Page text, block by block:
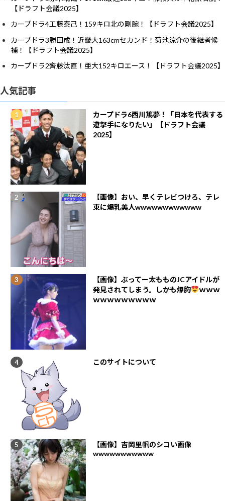
【ドラフト会議2025】
カープドラ4工藤泰己！159キロ北の剛腕！【ドラフト会議2025】
カープドラ3勝田成！近畿大163cmセカンド！菊池涼介の後継者候
補！【ドラフト会議2025】
カープドラ2齊藤汰直！亜大152キロエース！【ドラフト会議2025】
人気記事
カープドラ6西川篤夢！「日本を代表する
遊撃手になりたい」【ドラフト会議
2025】
【画像】おい、早くテレビつけろ、テレ
東に爆乳美人wwwwwwwwwwww
【画像】ぶってー太もものJCアイドルが
発見されてしまう。しかも爆胸
ｗｗｗ
ｗｗｗｗｗｗｗｗｗ
このサイトについて
【画像】吉岡里帆のシコい画像
wwwwwwwwwww